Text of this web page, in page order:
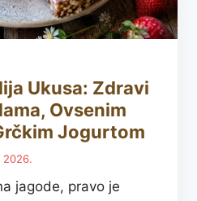
Ukusa: Zdravi
Ovsenim
Jogurtom
2026.
jagode, pravo je